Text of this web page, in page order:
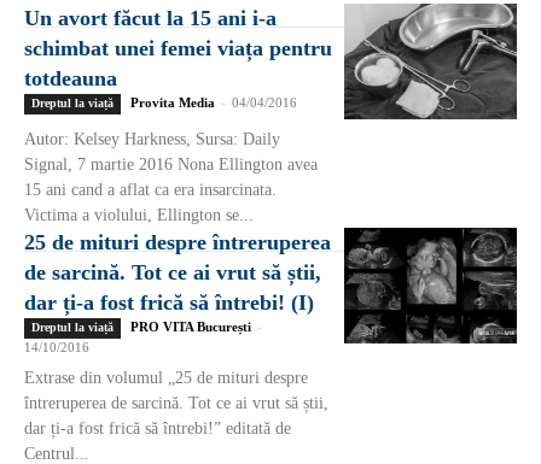
Un avort făcut la 15 ani i-a
schimbat unei femei viața pentru
totdeauna
Dreptul la viață Provita Media - 04/04/2016
Autor: Kelsey Harkness, Sursa: Daily
Signal, 7 martie 2016 Nona Ellington avea
15 ani cand a aflat ca era insarcinata.
Victima a violului, Ellington se...
25 de mituri despre întreruperea
de sarcină. Tot ce ai vrut să știi,
dar ți-a fost frică să întrebi! (I)
Dreptul la viață PRO VITA București -
14/10/2016
Extrase din volumul „25 de mituri despre
întreruperea de sarcină. Tot ce ai vrut să știi,
dar ți-a fost frică să întrebi!” editată de
Centrul...